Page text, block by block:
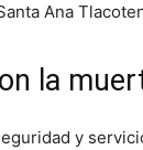
Ana
la
y